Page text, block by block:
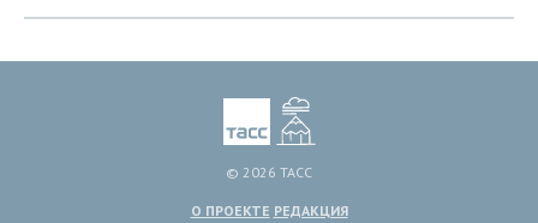
© 2026 ТАСС
О ПРОЕКТЕ РЕДАКЦИЯ